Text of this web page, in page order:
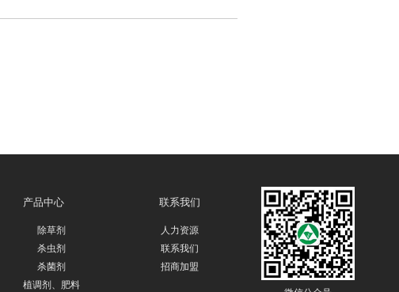
产品中心
除草剂
杀虫剂
杀菌剂
植调剂、肥料
联系我们
人力资源
联系我们
招商加盟